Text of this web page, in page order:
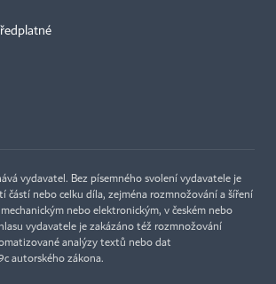
vydavatel. Bez písemného svolení vydavatele je
částí nebo celku díla, zejména rozmnožování a šíření
nebo elektronickým, v českém nebo
vydavatele je zakázáno též rozmnožování
analýzy textů nebo dat
autorského zákona.